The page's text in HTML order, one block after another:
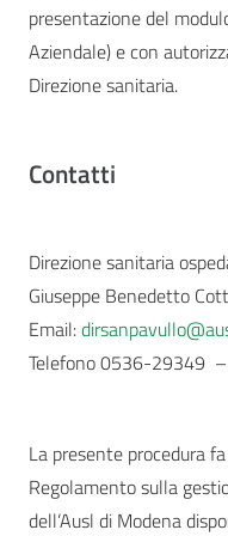
presentazione del
Aziendale) e con
Direzione sanitaria.
Contatti
Direzione sanitaria
Giuseppe Benedetto
Email:
Telefono 0536-29349
La presente procedura
Regolamento sulla
dell’Ausl di Modena